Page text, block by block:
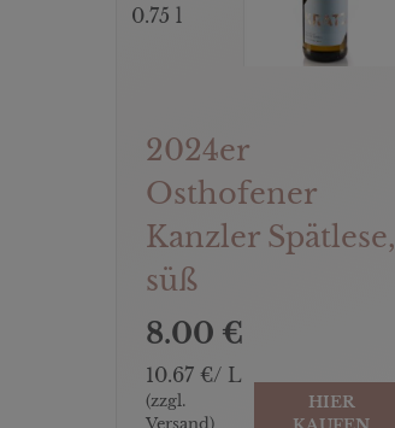
0.75 l
2024er
Osthofener
Kanzler Spätlese,
süß
8.00 €
10.67 €/ L
(zzgl.
Versand)
HIER